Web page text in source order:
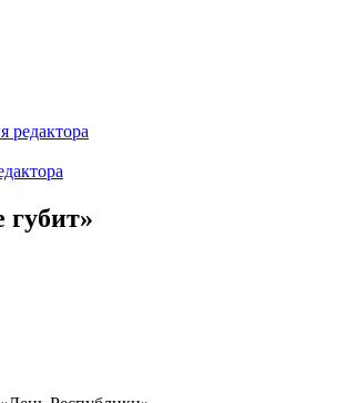
редактора